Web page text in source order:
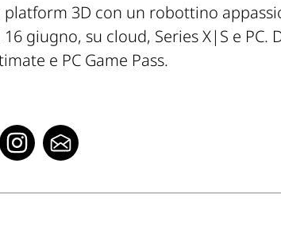
platform 3D con un robottino
16 giugno, su cloud, Series X|S e PC.
e PC Game Pass.